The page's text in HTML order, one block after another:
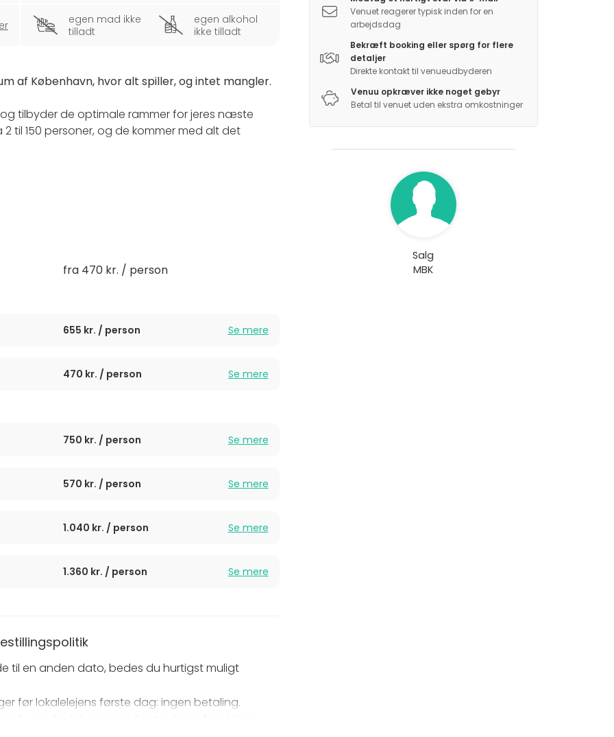
egen mad ikke
tilladt
egen alkohol
ikke tilladt
af København, hvor alt spiller, og intet mangler.
og tilbyder de optimale rammer for jeres næste
til 150 personer, og de kommer med alt det
teambuilding med vores forskellige
op til 34 siddende gæster i konferencerækker.
fra 470 kr. / person
655 kr. / person Se mere
470 kr. / person Se mere
750 kr. / person Se mere
570 kr. / person Se mere
1.040 kr. / person Se mere
1.360 kr. / person Se mere
til en anden dato, bedes du hurtigst muligt
før lokalelejens første dag: ingen betaling.
Venuet reagerer typisk inden for en
arbejdsdag
Bekræft booking eller spørg for flere
detaljer
Direkte kontakt til venueudbyderen
Venuu opkræver ikke noget gebyr
Betal til venuet uden ekstra omkostninger
Salg
MBK